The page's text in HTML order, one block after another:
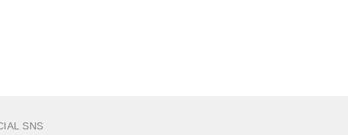
SNS